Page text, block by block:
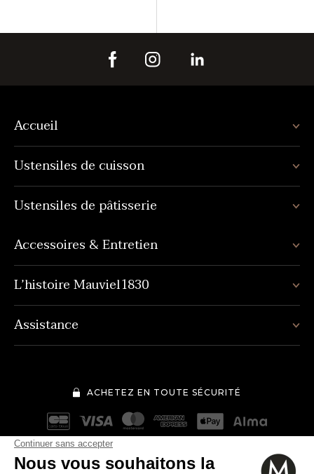
Accueil
Ustensiles de cuisson
Ustensiles de pâtisserie
Accessoires & Entretien
L’histoire Mauviel1830
Assistance
ACHETEZ EN TOUTE SÉCURITÉ